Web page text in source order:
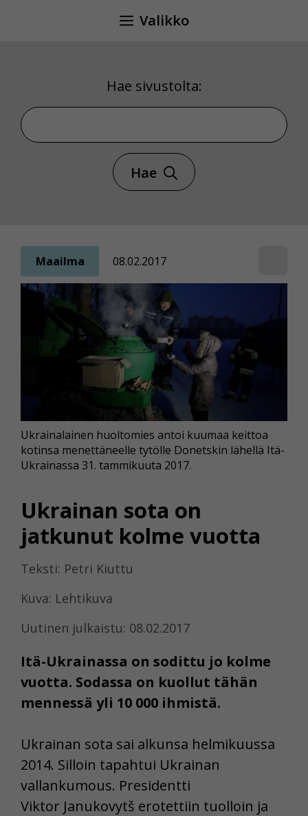
Valikko
Hae sivustolta:
Hae sivustolta
Hae
Maailma 08.02.2017
Ukrainan sota on
jatkunut kolme vuotta
Teksti: Petri Kiuttu
Kuva: Lehtikuva
Uutinen julkaistu: 08.02.2017
Itä-Ukrainassa on sodittu jo kolme
vuotta. Sodassa on kuollut tähän
mennessä yli 10 000 ihmistä.
Ukrainalainen huoltomies antoi kuumaa keittoa
kotinsa menettäneelle tytölle Donetskin lähellä Itä-
Ukrainassa 31. tammikuuta 2017.
Ukrainan sota sai alkunsa helmikuussa
2014. Silloin tapahtui Ukrainan
vallankumous. Presidentti
Viktor Janukovytš erotettiin tuolloin ja